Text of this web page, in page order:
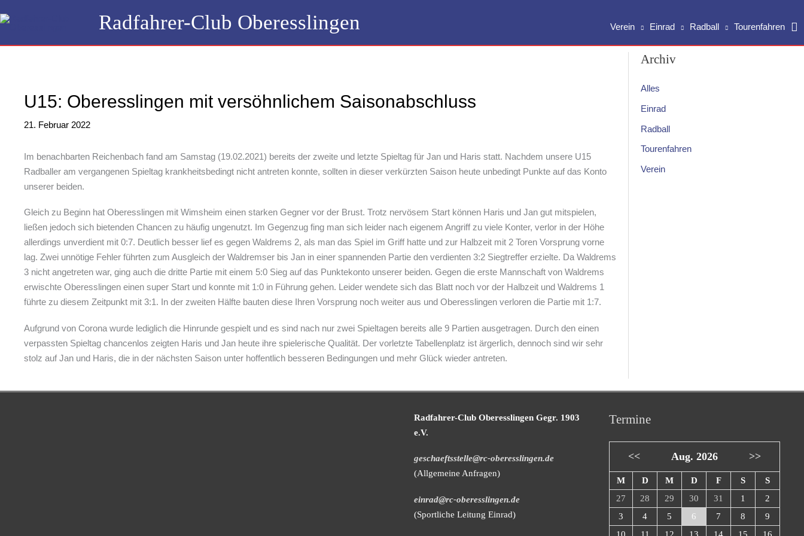
Inhalt
Radfahrer-Club Oberesslingen Verein Einrad Radball Tourenfahren
U15: Oberesslingen mit versöhnlichem Saisonabschluss
21. Februar 2022
Im benachbarten Reichenbach fand am Samstag (19.02.2021) bereits der zweite und letzte Spieltag für Jan und Haris statt. Nachdem unsere U15
Radballer am vergangenen Spieltag krankheitsbedingt nicht antreten konnte, sollten in dieser verkürzten Saison heute unbedingt Punkte auf das Konto
unserer beiden.
Gleich zu Beginn hat Oberesslingen mit Wimsheim einen starken Gegner vor der Brust. Trotz nervösem Start können Haris und Jan gut mitspielen,
ließen jedoch sich bietenden Chancen zu häufig ungenutzt. Im Gegenzug fing man sich leider nach eigenem Angriff zu viele Konter, verlor in der Höhe
allerdings unverdient mit 0:7. Deutlich besser lief es gegen Waldrems 2, als man das Spiel im Griff hatte und zur Halbzeit mit 2 Toren Vorsprung vorne
lag. Zwei unnötige Fehler führten zum Ausgleich der Waldremser bis Jan in einer spannenden Partie den verdienten 3:2 Siegtreffer erzielte. Da Waldrems
3 nicht angetreten war, ging auch die dritte Partie mit einem 5:0 Sieg auf das Punktekonto unserer beiden. Gegen die erste Mannschaft von Waldrems
erwischte Oberesslingen einen super Start und konnte mit 1:0 in Führung gehen. Leider wendete sich das Blatt noch vor der Halbzeit und Waldrems 1
führte zu diesem Zeitpunkt mit 3:1. In der zweiten Hälfte bauten diese Ihren Vorsprung noch weiter aus und Oberesslingen verloren die Partie mit 1:7.
Aufgrund von Corona wurde lediglich die Hinrunde gespielt und es sind nach nur zwei Spieltagen bereits alle 9 Partien ausgetragen. Durch den einen
verpassten Spieltag chancenlos zeigten Haris und Jan heute ihre spielerische Qualität. Der vorletzte Tabellenplatz ist ärgerlich, dennoch sind wir sehr
stolz auf Jan und Haris, die in der nächsten Saison unter hoffentlich besseren Bedingungen und mehr Glück wieder antreten.
Archiv
Alles
Einrad
Radball
Tourenfahren
Verein
Radfahrer-Club Oberesslingen Gegr. 1903
e.V.
geschaeftsstelle@rc-oberesslingen.de
(Allgemeine Anfragen)
einrad@rc-oberesslingen.de
(Sportliche Leitung Einrad)
Termine
<< Aug. 2026 >>
M D M D F S
S
27
28 29 30 31 1
2
3
4 5 6 7 8
9